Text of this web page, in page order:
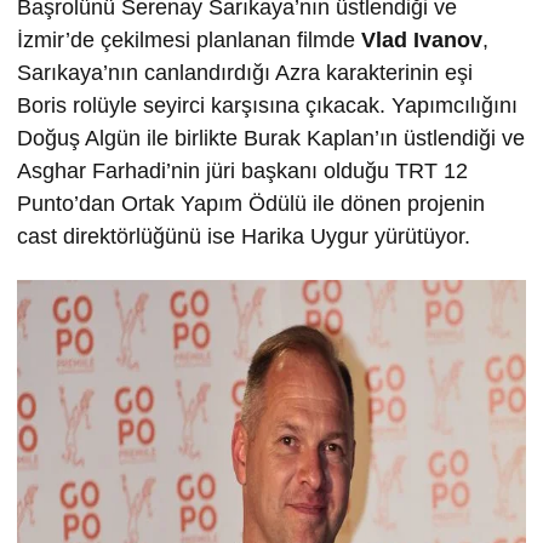
Başrolünü Serenay Sarıkaya’nın üstlendiği ve
İzmir’de çekilmesi planlanan filmde Vlad Ivanov,
Sarıkaya’nın canlandırdığı Azra karakterinin eşi
Boris rolüyle seyirci karşısına çıkacak. Yapımcılığını
Doğuş Algün ile birlikte Burak Kaplan’ın üstlendiği ve
Asghar Farhadi’nin jüri başkanı olduğu TRT 12
Punto’dan Ortak Yapım Ödülü ile dönen projenin
cast direktörlüğünü ise Harika Uygur yürütüyor.